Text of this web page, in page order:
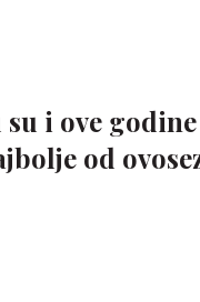
su i ove
od